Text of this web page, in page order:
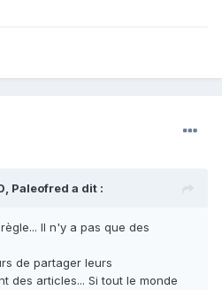
Paleofred a dit :
Il n'y a pas que des
de partager leurs
des articles... Si tout le monde